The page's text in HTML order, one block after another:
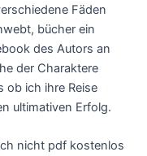
Fäden
bücher ein
des Autors an
der Charaktere
ob ich ihre Reise
ultimativen Erfolg.
nicht pdf kostenlos